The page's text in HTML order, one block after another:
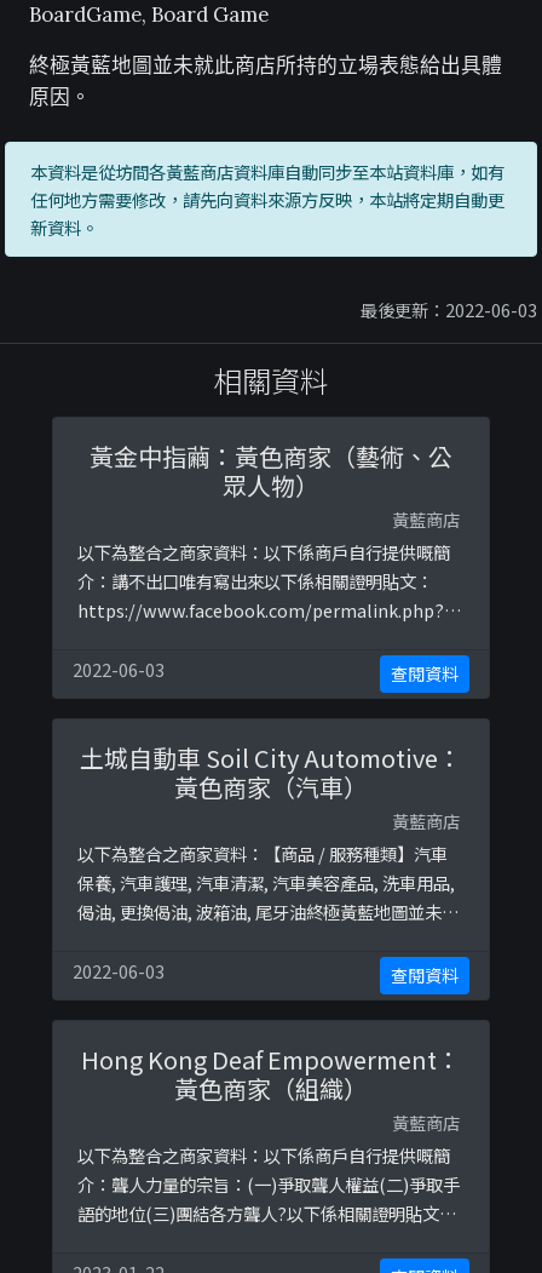
BoardGame, Board Game
終極黃藍地圖並未就此商店所持的立場表態給出具體
原因。
本資料是從坊間各黃藍商店資料庫自動同步至本站資料庫，如有
任何地方需要修改，請先向資料來源方反映，本站將定期自動更
新資料。
最後更新：2022-06-03
相關資料
黃金中指繭：黃色商家（藝術、公
眾人物）
黃藍商店
以下為整合之商家資料：以下係商戶自行提供嘅簡
介：講不出口唯有寫出來以下係相關證明貼文：
https://www.facebook.com/permalink.php?
800780731https://www.facebook.com/permal
ink.php?story_fbid=115054463297898&amp ...
2022-06-03 查閱資料
土城自動車 Soil City Automotive：
黃色商家（汽車）
黃藍商店
以下為整合之商家資料：【商品 / 服務種類】汽車
保養, 汽車護理, 汽車清潔, 汽車美容產品, 洗車用品,
偈油, 更換偈油, 波箱油, 尾牙油終極黃藍地圖並未就
2022-06-03
查閱資料
Hong Kong Deaf Empowerment：
黃色商家（組織）
黃藍商店
以下為整合之商家資料：以下係商戶自行提供嘅簡
介：聾人力量的宗旨：(一)爭取聾人權益(二)爭取手
語的地位(三)團結各方聾人?以下係相關證明貼文：